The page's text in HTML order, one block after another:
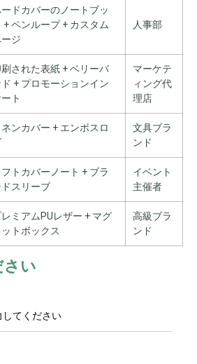
ドカバーのノートブッ
+ ペンループ + カスタム
ジ
人事部
刷された表紙 + ベリーバ
ド + プロモーションイン
ト
マーケテ
ィング代
理店
ネンカバー + エンボスロ
文具ブラ
ンド
フトカバーノート + ブラ
ドスリーブ
イベント
主催者
レミアムPUレザー + マグ
ットボックス
高級ブラ
ンド
さい